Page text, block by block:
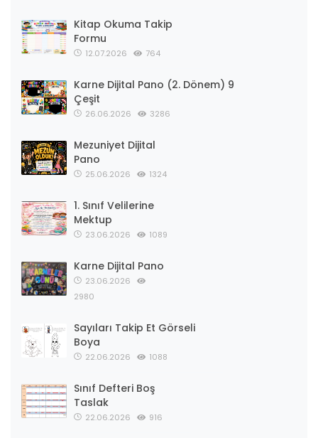
Kitap Okuma Takip
Formu
12.07.2026 764
Karne Dijital Pano (2. Dönem) 9
Çeşit
26.06.2026 3286
Mezuniyet Dijital
Pano
25.06.2026 1324
1. Sınıf Velilerine
Mektup
23.06.2026 1089
Karne Dijital Pano
23.06.2026
2980
Sayıları Takip Et Görseli
Boya
22.06.2026 1088
Sınıf Defteri Boş
Taslak
22.06.2026 916